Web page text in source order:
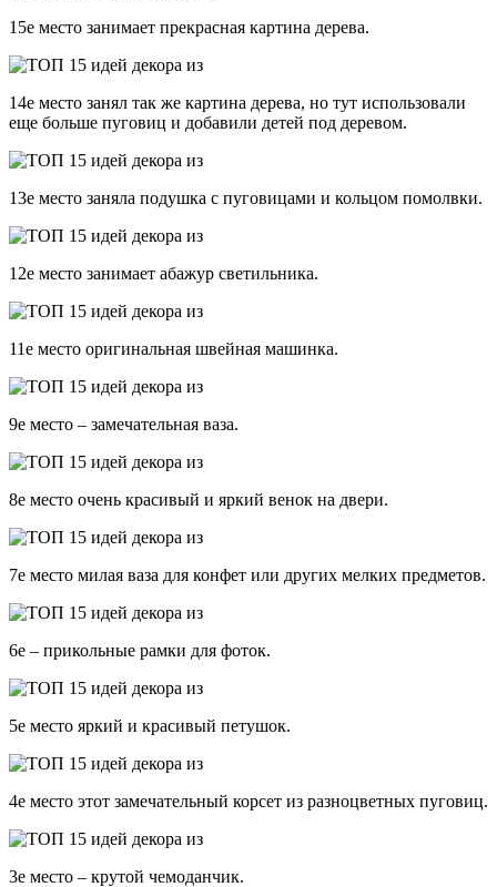
15е место занимает прекрасная картина дерева.
14е место занял так же картина дерева, но тут использовали
еще больше пуговиц и добавили детей под деревом.
13е место заняла подушка с пуговицами и кольцом помолвки.
12е место занимает абажур светильника.
11е место оригинальная швейная машинка.
9е место – замечательная ваза.
8е место очень красивый и яркий венок на двери.
7е место милая ваза для конфет или других мелких предметов.
6е – прикольные рамки для фоток.
5е место яркий и красивый петушок.
4е место этот замечательный корсет из разноцветных пуговиц.
3е место – крутой чемоданчик.